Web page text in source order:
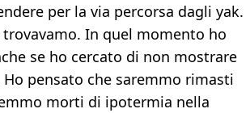
per la via percorsa dagli yak.
trovavamo. In quel momento ho
se ho cercato di non mostrare
Ho pensato che saremmo rimasti
morti di ipotermia nella